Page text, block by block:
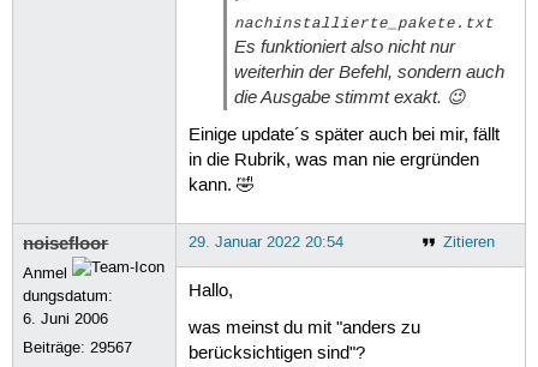
nachinstallierte_pakete.txt
Es funktioniert also nicht nur
weiterhin der Befehl, sondern auch
die Ausgabe stimmt exakt. 😉
Einige update´s später auch bei mir, fällt
in die Rubrik, was man nie ergründen
kann. 🤣
noisefloor
Anmel
dungsdatum:
6. Juni 2006
Beiträge:29567
Zitieren
29. Januar 2022 20:54
Hallo,
was meinst du mit "anders zu
berücksichtigen sind"?